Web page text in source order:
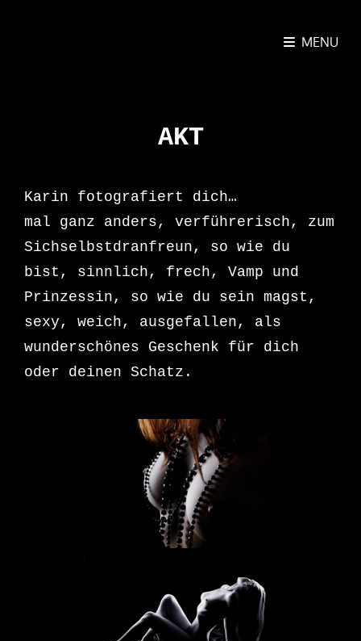
BILD.SCHÖN FOTOGRAFIE
MENU
AKT
Karin fotografiert dich…
mal ganz anders, verführerisch, zum
Sichselbstdranfreun, so wie du
bist, sinnlich, frech, Vamp und
Prinzessin, so wie du sein magst,
sexy, weich, ausgefallen, als
wunderschönes Geschenk für dich
oder deinen Schatz.